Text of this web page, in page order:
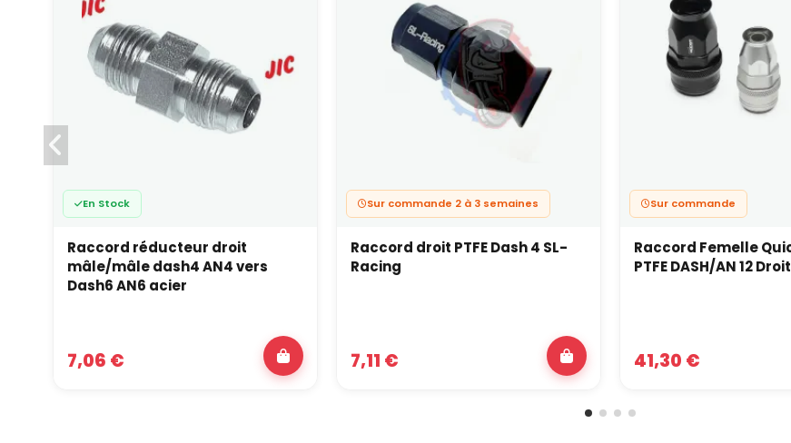
En Stock
Raccord réducteur droit
mâle/mâle dash4 AN4 vers
Dash6 AN6 acier
7,06 €
Sur commande 2 à 3 semaines
Raccord droit PTFE Dash 4 SL-
Racing
7,11 €
Sur commande
Raccord Femelle
PTFE DASH/AN 12 Droit
41,30 €